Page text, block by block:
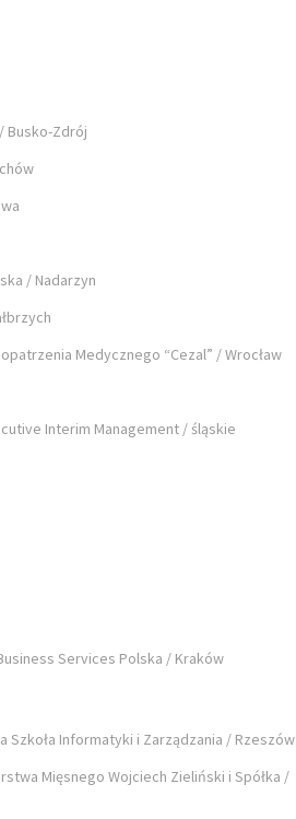
Busko-Zdrój
/ Nadarzyn
Medycznego “Cezal” / Wrocław
Interim Management / śląskie
Services Polska / Kraków
Szkoła Informatyki i Zarządzania / Rzeszów
Mięsnego Wojciech Zieliński i Spółka /